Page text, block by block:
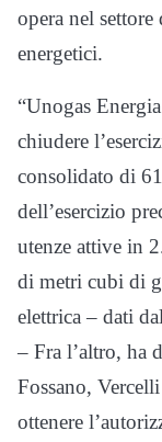
opera nel
energetici.
“Unogas
chiudere
consolidato di
dell’esercizio
utenze attive in
di metri cubi di
elettrica – dati
– Fra l’altro, ha
Fossano,
ottenere